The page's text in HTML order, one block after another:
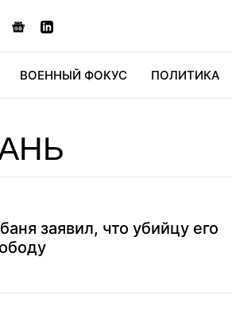
ВОЕННЫЙ ФОКУС ПОЛИТИКА
заявил, что убийцу его